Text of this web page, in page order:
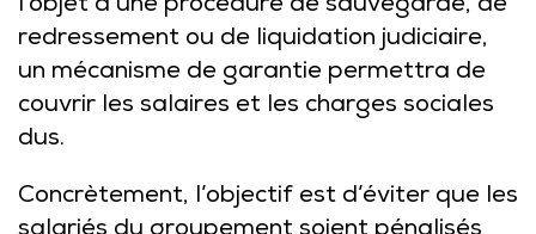
l’objet d’une procédure de sauvegarde, de
redressement ou de liquidation judiciaire,
un mécanisme de garantie permettra de
couvrir les salaires et les charges sociales
dus.
Concrètement, l’objectif est d’éviter que les